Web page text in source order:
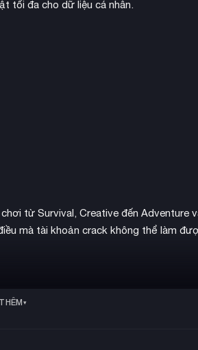
tối đa cho dữ liệu cá nhân.
từ Survival, Creative đến Adventure
mà tài khoản crack không thể làm